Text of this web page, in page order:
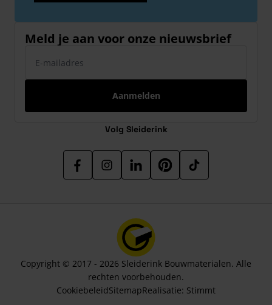
Meld je aan voor onze nieuwsbrief
Aanmelden
Volg Sleiderink
Copyright © 2017 - 2026 Sleiderink Bouwmaterialen. Alle
rechten voorbehouden.
CookiebeleidSitemapRealisatie: Stimmt